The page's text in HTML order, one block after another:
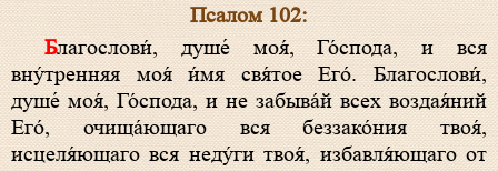
Псалом 102:
Благослови́, душе́ моя́, Го́спода, и вся
вну́тренняя моя́ и́мя свя́тое Его́. Благослови́,
душе́ моя́, Го́спода, и не забыва́й всех воздая́ний
Его́, очища́ющаго вся беззако́ния твоя́,
исцеля́ющаго вся неду́ги твоя́, избавля́ющаго от